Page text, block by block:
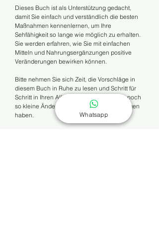
Dieses Buch ist als Unterstützung gedacht,
damit Sie einfach und verständlich die besten
Maßnahmen kennenlernen, um Ihre
Sehfähigkeit so lange wie möglich zu erhalten.
Sie werden erfahren, wie Sie mit einfachen
Mitteln und Nahrungsergänzungen positive
Veränderungen bewirken können.
Bitte nehmen Sie sich Zeit, die Vorschläge in
diesem Buch in Ruhe zu lesen und Schritt für
Schritt in Ihren Alltag zu integrieren. Jede noch
so kleine Änderung kann große Auswirkungen
haben.
Whatsapp